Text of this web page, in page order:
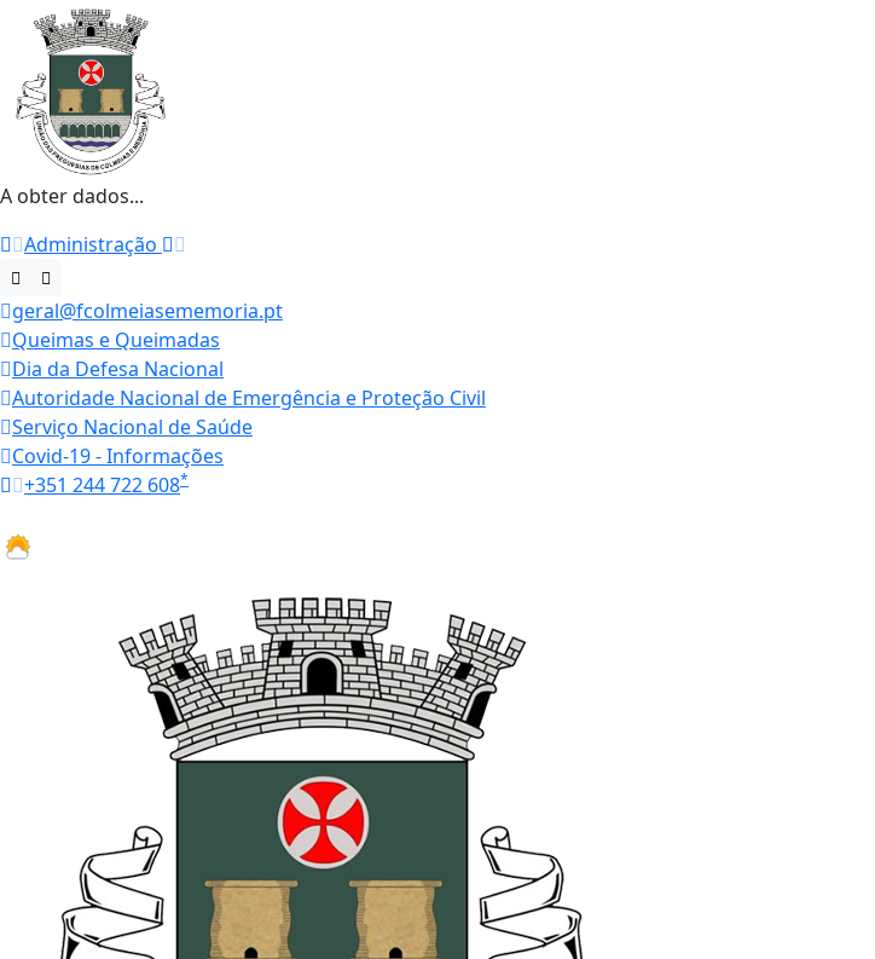
A obter dados...
Administração
geral@fcolmeiasememoria.pt
Queimas e Queimadas
Dia da Defesa Nacional
Autoridade Nacional de Emergência e Proteção Civil
Serviço Nacional de Saúde
Covid-19 - Informações
+351 244 722 608*